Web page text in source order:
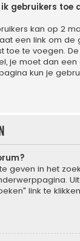
gebruikers toe
kan op 2
een link om de
toe te voegen.
je moet dan
kun je
geven in het
link te